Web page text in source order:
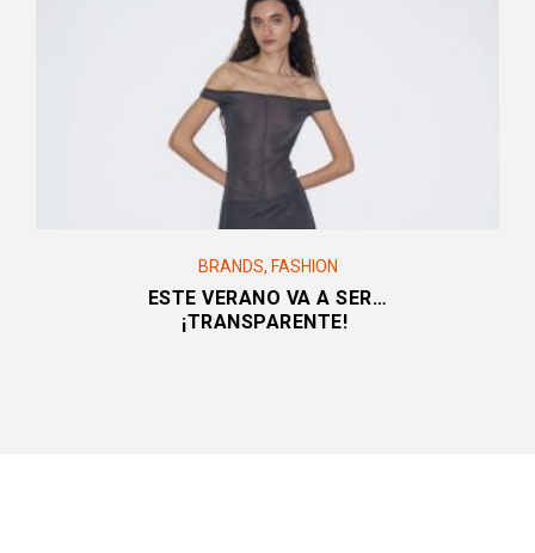
BRANDS, FASHION
ESTE VERANO VA A SER…
¡TRANSPARENTE!